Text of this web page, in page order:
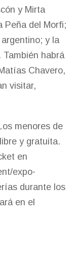
y Mirta
Peña del Morfi;
y la
habrá
Chavero,
visitar,
menores de
y gratuita.
en
expo-
durante los
en el